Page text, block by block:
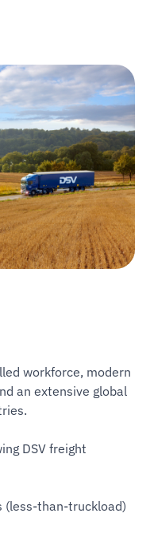
workforce, modern
an extensive global
DSV freight
(less-than-truckload)